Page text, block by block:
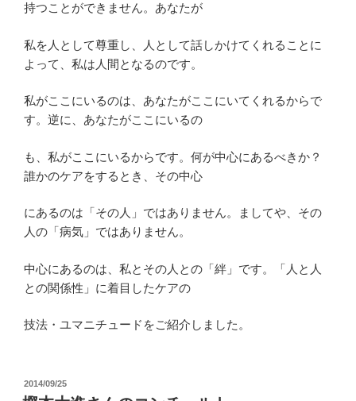
持つことができません。あなたが
私を人として尊重し、人として話しかけてくれることに
よって、私は人間となるのです。
私がここにいるのは、あなたがここにいてくれるからで
す。逆に、あなたがここにいるの
も、私がここにいるからです。何が中心にあるべきか？
誰かのケアをするとき、その中心
にあるのは「その人」ではありません。ましてや、その
人の「病気」ではありません。
中心にあるのは、私とその人との「絆」です。「人と人
との関係性」に着目したケアの
技法・ユマニチュードをご紹介しました。
投
稿
2014/09/25